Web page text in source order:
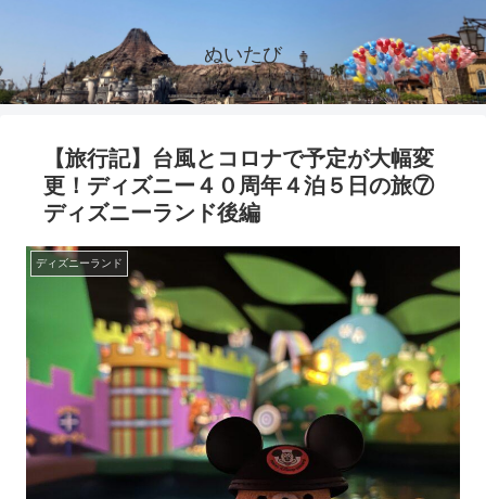
ぬいたび
【旅行記】台風とコロナで予定が大幅変
更！ディズニー４０周年４泊５日の旅⑦
ディズニーランド後編
ディズニーランド